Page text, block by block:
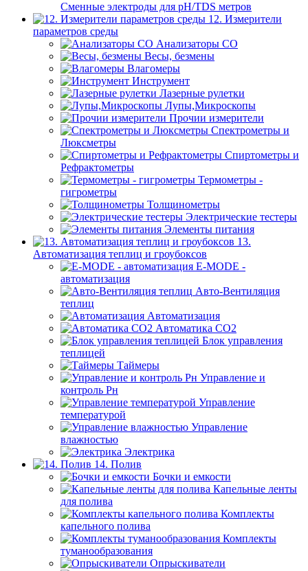
Сменные электроды для pH/TDS метров
12. Измерители
параметров среды
Анализаторы CO
Весы, безмены
Влагомеры
Инструмент
Лазерные рулетки
Лупы,Микроскопы
Прочии измерители
Спектрометры и
Люксметры
Спиртометры и
Рефрактометры
Термометры -
гигрометры
Толщинометры
Электрические тестеры
Элементы питания
13.
Автоматизация теплиц и гроубоксов
E-MODE -
автоматизация
Авто-Вентиляция
теплиц
Автоматизация
Автоматика СО2
Блок управления
теплицей
Таймеры
Управление и
контроль Рн
Управление
температурой
Управление
влажностью
Электрика
14. Полив
Бочки и емкости
Капельные ленты
для полива
Комплекты
капельного полива
Комплекты
туманообразования
Опрыскиватели